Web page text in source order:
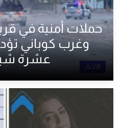
الأخبار
حملات أمنية في
وغرب كوباني
عشرة